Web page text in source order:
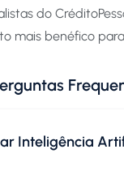
do
mais benéfico para
Inteligência